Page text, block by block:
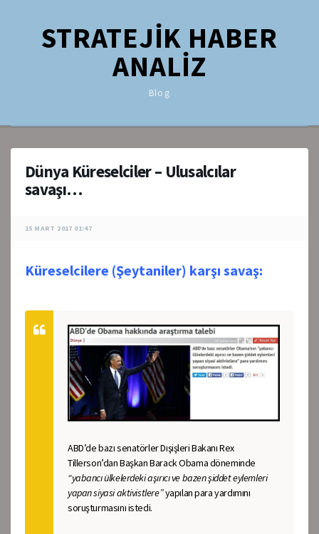
STRATEJİK HABER
ANALİZ
Blog
Dünya Küreselciler – Ulusalcılar
savaşı…
15 MART 2017 01:47
Küreselcilere (Şeytaniler) karşı savaş:
ABD’de bazı senatörler Dışişleri Bakanı Rex
Tillerson’dan Başkan Barack Obama döneminde
“yabancı ülkelerdeki aşırıcı ve bazen şiddet eylemleri
yapan siyasi aktivistlere”yapılan para yardımını
soruşturmasını istedi.